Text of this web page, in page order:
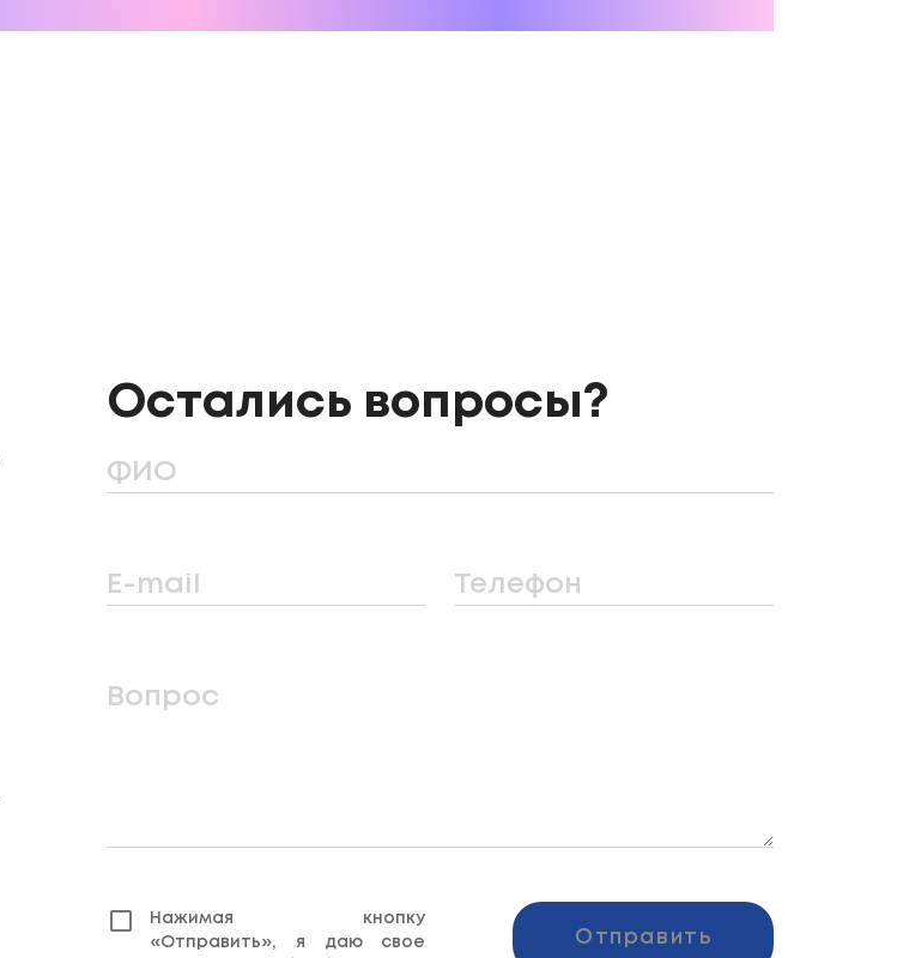
Остались вопросы?
ФИО
E-mail Телефон
Вопрос
Нажимая кнопку
«Отправить», я даю свое
Отправить